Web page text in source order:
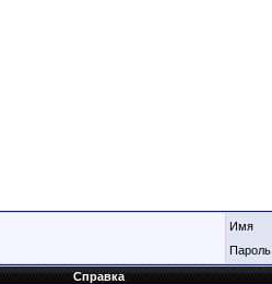
Имя
Пароль
Справка